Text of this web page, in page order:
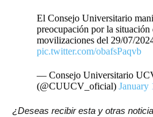
El Consejo Universitario
preocupación por la situación
movilizaciones del 29/07/
pic.twitter.com/obafsPaqvb
— Consejo Universitario
(@CUUCV_oficial) January
¿Deseas recibir esta y otras